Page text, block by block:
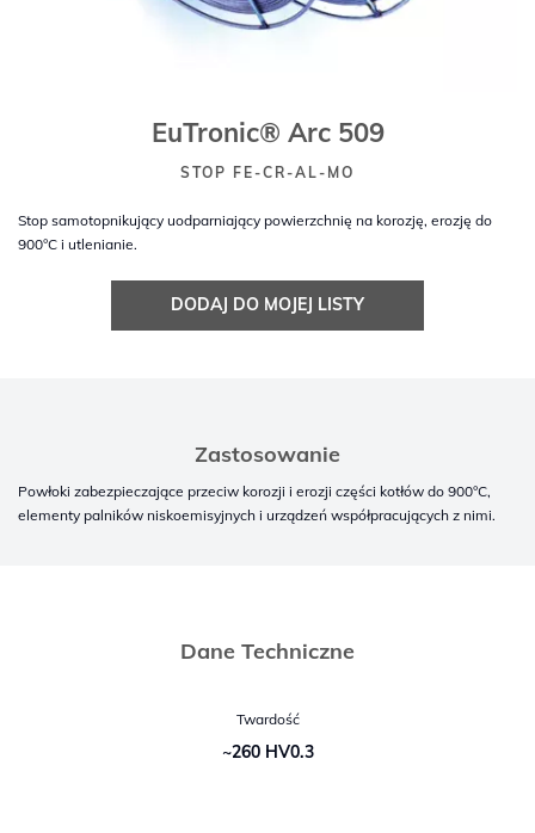
EuTronic® Arc 509
STOP FE-CR-AL-MO
Stop samotopnikujący uodparniający powierzchnię na korozję, erozję do
900°C i utlenianie.
DODAJ DO MOJEJ LISTY
Zastosowanie
Powłoki zabezpieczające przeciw korozji i erozji części kotłów do 900°C,
elementy palników niskoemisyjnych i urządzeń współpracujących z nimi.
Dane Techniczne
Twardość
~260 HV0.3